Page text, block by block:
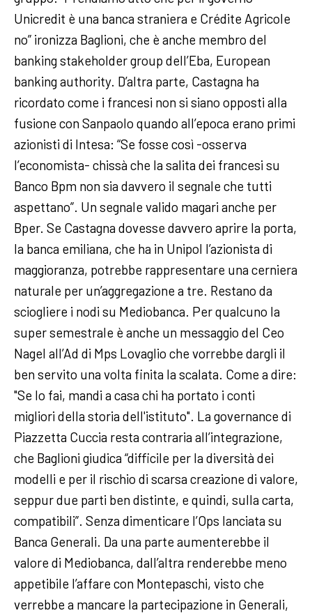
Unicredit è una banca straniera e Crédite Agricole
no” ironizza Baglioni, che è anche membro del
banking stakeholder group dell’Eba, European
banking authority. D’altra parte, Castagna ha
ricordato come i francesi non si siano opposti alla
fusione con Sanpaolo quando all’epoca erano primi
azionisti di Intesa: “Se fosse così -osserva
l’economista- chissà che la salita dei francesi su
Banco Bpm non sia davvero il segnale che tutti
aspettano”. Un segnale valido magari anche per
Bper. Se Castagna dovesse davvero aprire la porta,
la banca emiliana, che ha in Unipol l’azionista di
maggioranza, potrebbe rappresentare una cerniera
naturale per un’aggregazione a tre. Restano da
sciogliere i nodi su Mediobanca. Per qualcuno la
super semestrale è anche un messaggio del Ceo
Nagel all’Ad di Mps Lovaglio che vorrebbe dargli il
ben servito una volta finita la scalata. Come a dire:
"Se lo fai, mandi a casa chi ha portato i conti
migliori della storia dell'istituto". La governance di
Piazzetta Cuccia resta contraria all’integrazione,
che Baglioni giudica “difficile per la diversità dei
modelli e per il rischio di scarsa creazione di valore,
seppur due parti ben distinte, e quindi, sulla carta,
compatibili”. Senza dimenticare l’Ops lanciata su
Banca Generali. Da una parte aumenterebbe il
valore di Mediobanca, dall’altra renderebbe meno
appetibile l’affare con Montepaschi, visto che
verrebbe a mancare la partecipazione in Generali,